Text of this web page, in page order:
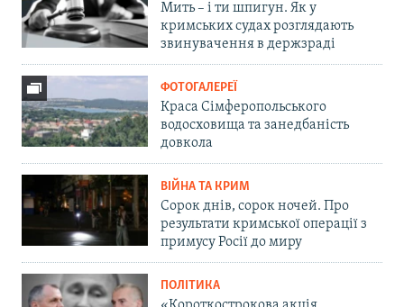
Мить – і ти шпигун. Як у
кримських судах розглядають
звинувачення в держзраді
ФОТОГАЛЕРЕЇ
Краса Сімферопольського
водосховища та занедбаність
довкола
ВІЙНА ТА КРИМ
Сорок днів, сорок ночей. Про
результати кримської операції з
примусу Росії до миру
ПОЛІТИКА